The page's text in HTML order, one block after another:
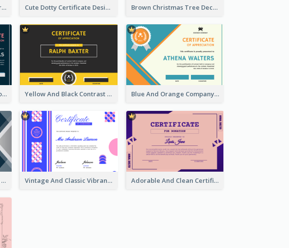
Blue And Gold Badge Appreciation Certificate Cute Dotty Certificate Design Template Idea Brown Christmas Tree Decoration Certificate
Pink And Blue Triangles Confetti Celebration Certificate Yellow And Black Contrast Simple Certificate Blue And Orange Company Triangles With Badge Certificate
Navy And Sliver Triangles Appreciation Certificate Vintage And Classic Vibrant Certificate Design Ideas Adorable And Clean Certificate Design Ideas